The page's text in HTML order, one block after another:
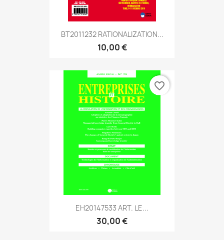
BT2011232 RATIONALIZATION...
10,00 €
EH20147533 ART. LE...
30,00 €
favorite_border